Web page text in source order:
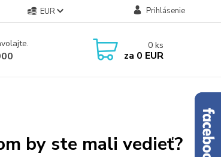
EUR Prihlásenie
0 ks
za 0 EUR
by ste mali vedieť?